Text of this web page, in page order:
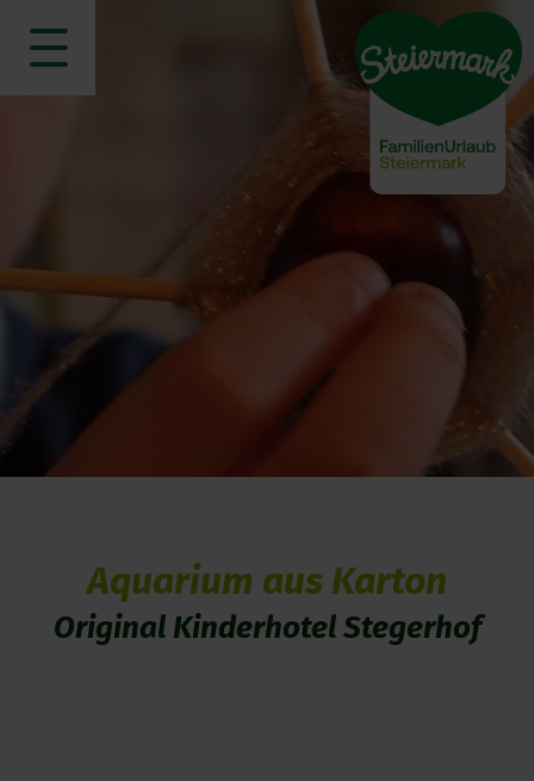
Aquarium aus Karton
Original Kinderhotel Stegerhof